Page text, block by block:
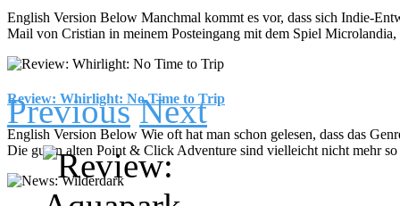
English Version Below Manchmal kommt es vor, dass sich Indie-
Mail von Cristian in meinem Posteingang mit dem Spiel
Review: Whirlight: No Time to Trip
English Version Below Wie oft hat man schon gelesen, dass das
Die guten alten Point & Click Adventure sind vielleicht nicht mehr so
Previous Next